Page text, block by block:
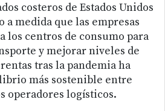
costeros de Estados Unidos
medida que las empresas
los centros de consumo para
y mejorar niveles de
tras la pandemia ha
más sostenible entre
operadores logísticos.